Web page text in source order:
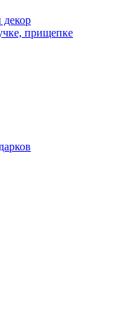
прищепке